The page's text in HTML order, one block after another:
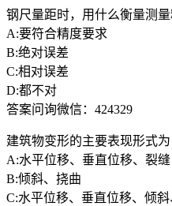
钢尺量距时，用什么衡量测量
A:要符合精度要求
B:绝对误差
C:相对误差
D:都不对
答案问询微信：424329
建筑物变形的主要表现形式为
A:水平位移、垂直位移、裂缝
B:倾斜、挠曲
C:水平位移、垂直位移、倾斜